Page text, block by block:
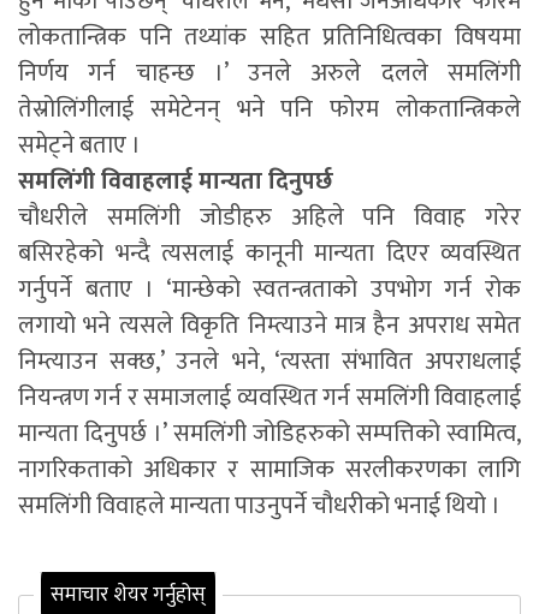
लोकतान्त्रिक पनि तथ्यांक सहित प्रतिनिधित्वका विषयमा
निर्णय गर्न चाहन्छ ।’ उनले अरुले दलले समलिंगी
तेस्रोलिंगीलाई समेटेनन् भने पनि फोरम लोकतान्त्रिकले
समेट्ने बताए ।
समलिंगी विवाहलाई मान्यता दिनुपर्छ
चौधरीले समलिंगी जोडीहरु अहिले पनि विवाह गरेर
बसिरहेको भन्दै त्यसलाई कानूनी मान्यता दिएर व्यवस्थित
गर्नुपर्ने बताए । ‘मान्छेको स्वतन्त्रताको उपभोग गर्न रोक
लगायो भने त्यसले विकृति निम्त्याउने मात्र हैन अपराध समेत
निम्त्याउन सक्छ,’ उनले भने, ‘त्यस्ता संभावित अपराधलाई
नियन्त्रण गर्न र समाजलाई व्यवस्थित गर्न समलिंगी विवाहलाई
मान्यता दिनुपर्छ ।’ समलिंगी जोडिहरुको सम्पत्तिको स्वामित्व,
नागरिकताको अधिकार र सामाजिक सरलीकरणका लागि
समलिंगी विवाहले मान्यता पाउनुपर्ने चौधरीको भनाई थियो ।
समाचार शेयर गर्नुहोस्